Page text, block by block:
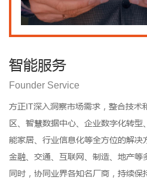
智能服务
Founder Service
方正IT深入洞察市场需求，整合技术
区、智慧数据中心、企业数字化转
能家居、行业信息化等全方位的解决
金融、交通、互联网、制造、地产等
同时，协同业界各知名厂商，持续